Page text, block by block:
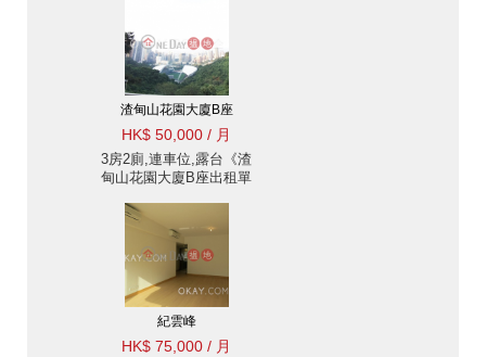
渣甸山花園大廈B座
HK$ 50,000 / 月
3房2廁,連車位,露台《渣
甸山花園大廈B座出租單
紀雲峰
HK$ 75,000 / 月